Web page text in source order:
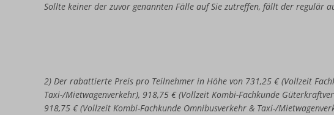
Sollte keiner der zuvor genannten Fälle auf Sie zutreffen, fällt der regulär
2) Der rabattierte Preis pro Teilnehmer in Höhe von 731,25 € (Vollzeit
Taxi-/Mietwagenverkehr), 918,75 € (Vollzeit Kombi-Fachkunde
918,75 € (Vollzeit Kombi-Fachkunde Omnibusverkehr & Taxi-/